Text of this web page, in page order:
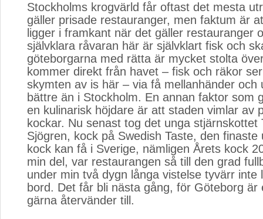
Stockholms krogvärld får oftast det mesta
gäller prisade restauranger, men faktum är
ligger i framkant när det gäller restauranger
självklara råvaran här är självklart fisk och
göteborgarna med rätta är mycket stolta
kommer direkt från havet – fisk och räkor
skymten av is här – via få mellanhänder och
bättre än i Stockholm. En annan faktor som
en kulinarisk höjdare är att staden vimlar av
kockar. Nu senast tog det unga stjärnskottet
Sjögren, kock på Swedish Taste, den finaste
kock kan få i Sverige, nämligen Årets kock
min del, var restaurangen så till den grad
under min två dygn långa vistelse tyvärr inte
bord. Det får bli nästa gång, för Göteborg är
gärna återvänder till.